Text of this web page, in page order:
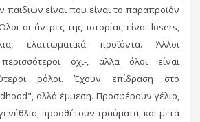
είναι που είναι το παραπροϊόν
οι άντρες της ιστορίας είναι losers,
ελαττωματικά προϊόντα. Άλλοι
όχι-, άλλα όλοι είναι
ρόλοι. Έχουν επίδραση στο
αλλά έμμεση. Προσφέρουν γέλιο,
προσθέτουν τραύματα, και μετά